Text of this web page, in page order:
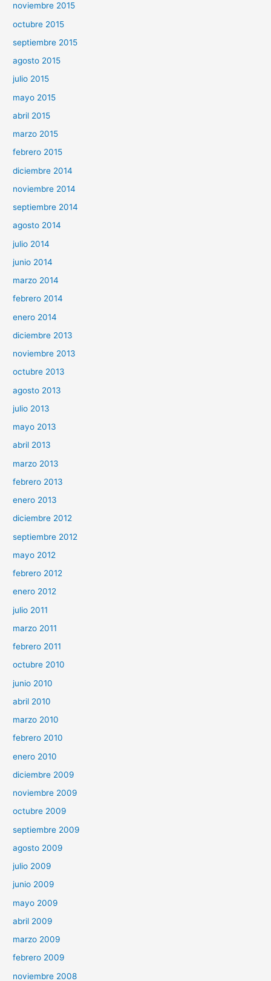
noviembre 2015
octubre 2015
septiembre 2015
agosto 2015
julio 2015
mayo 2015
abril 2015
marzo 2015
febrero 2015
diciembre 2014
noviembre 2014
septiembre 2014
agosto 2014
julio 2014
junio 2014
marzo 2014
febrero 2014
enero 2014
diciembre 2013
noviembre 2013
octubre 2013
agosto 2013
julio 2013
mayo 2013
abril 2013
marzo 2013
febrero 2013
enero 2013
diciembre 2012
septiembre 2012
mayo 2012
febrero 2012
enero 2012
julio 2011
marzo 2011
febrero 2011
octubre 2010
junio 2010
abril 2010
marzo 2010
febrero 2010
enero 2010
diciembre 2009
noviembre 2009
octubre 2009
septiembre 2009
agosto 2009
julio 2009
junio 2009
mayo 2009
abril 2009
marzo 2009
febrero 2009
noviembre 2008